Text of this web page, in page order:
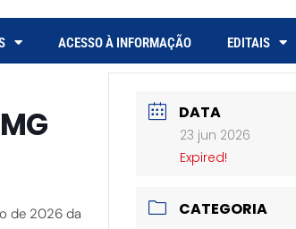
ACESSO À INFORMAÇÃO EDITAIS
de 2026 da
DATA
23 jun 2026
Expired!
CATEGORIA